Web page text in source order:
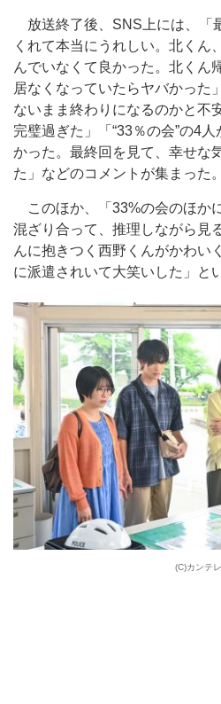
放送終了後、SNS上には、「
くれて本当にうれしい。北くん
んでいなくて良かった。北くん
居なくなっていたらヤバかった
ないまま終わりになるのかと不
完璧過ぎた」「“33％の会”の4
かった。最終回を見て、幸せな
た」などのコメントが集まった。
このほか、「33%の会のほか
混ざり合って、推理しながら見
んに抱きつく西野くんがかわい
に派遣されいて大笑いした」と
(C)カンテレ